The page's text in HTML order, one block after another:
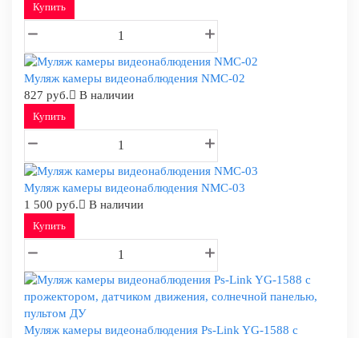
Купить
Муляж камеры видеонаблюдения NMC-02
827 руб.
В наличии
Купить
Муляж камеры видеонаблюдения NMC-03
1 500 руб.
В наличии
Купить
Муляж камеры видеонаблюдения Ps-Link YG-1588 с